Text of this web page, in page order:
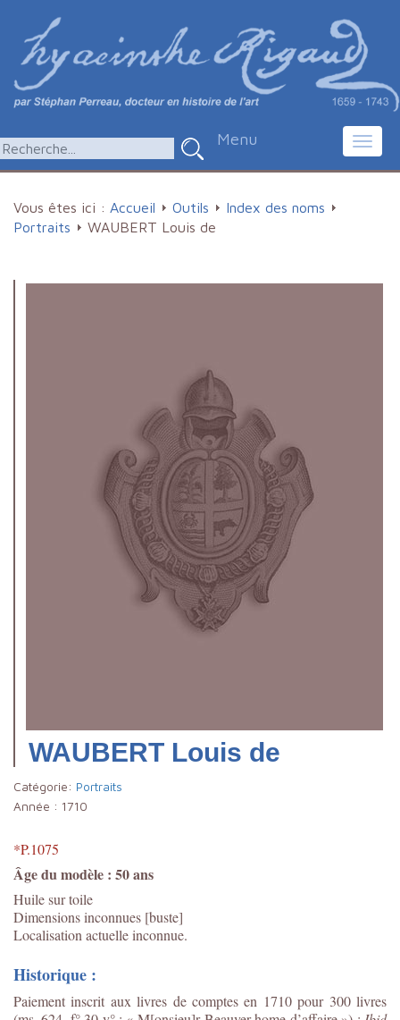
Menu
Vous êtes ici : Accueil Outils
Index des noms
Portraits
WAUBERT Louis de
WAUBERT Louis de
Catégorie: Portraits
Année : 1710
*P.1075
Âge du modèle : 50 ans
Huile sur toile
Dimensions inconnues [buste]
Localisation actuelle inconnue.
Historique :
Paiement inscrit aux livres de comptes en 1710 pour 300 livres